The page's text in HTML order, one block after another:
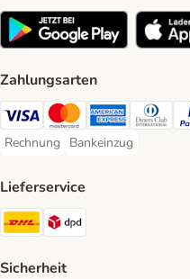
Zahlungsarten
Visa Payment Method
Mastercard Payment
AmericanDiners
Rechnung
Rechnung Payment Method
Bankeinzug
Bankeinzug Payment
Lieferservice
DHL Shipping Method
Sicherheit